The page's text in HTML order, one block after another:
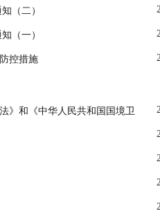
（二）
（一）
控措施
》和《中华人民共和国国境卫